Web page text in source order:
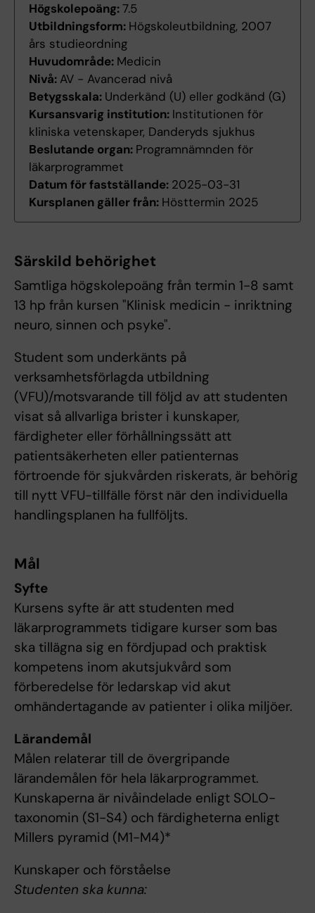
Högskolepoäng:7.5
Utbildningsform: Högskoleutbildning, 2007
års studieordning
Huvudområde: Medicin
Nivå: AV - Avancerad nivå
Betygsskala: Underkänd (U) eller godkänd (G)
Kursansvarig institution: Institutionen för
kliniska vetenskaper, Danderyds sjukhus
Beslutande organ: Programnämnden för
läkarprogrammet
Datum för fastställande: 2025-03-31
Kursplanen gäller från: Hösttermin 2025
Särskild behörighet
Samtliga högskolepoäng från termin 1-8 samt
13 hp från kursen "Klinisk medicin - inriktning
neuro, sinnen och psyke".
Student som underkänts på
verksamhetsförlagda utbildning
(VFU)/motsvarande till följd av att studenten
visat så allvarliga brister i kunskaper,
färdigheter eller förhållningssätt att
patientsäkerheten eller patienternas
förtroende för sjukvården riskerats, är behörig
till nytt VFU-tillfälle först när den individuella
handlingsplanen ha fullföljts.
Mål
Syfte
Kursens syfte är att studenten med
läkarprogrammets tidigare kurser som bas
ska tillägna sig en fördjupad och praktisk
kompetens inom akutsjukvård som
förberedelse för ledarskap vid akut
omhändertagande av patienter i olika miljöer.
Lärandemål
Målen relaterar till de övergripande
lärandemålen för hela läkarprogrammet.
Kunskaperna är nivåindelade enligt SOLO-
taxonomin (S1-S4) och färdigheterna enligt
Millers pyramid (M1-M4)*
Kunskaper och förståelse
Studenten ska kunna: